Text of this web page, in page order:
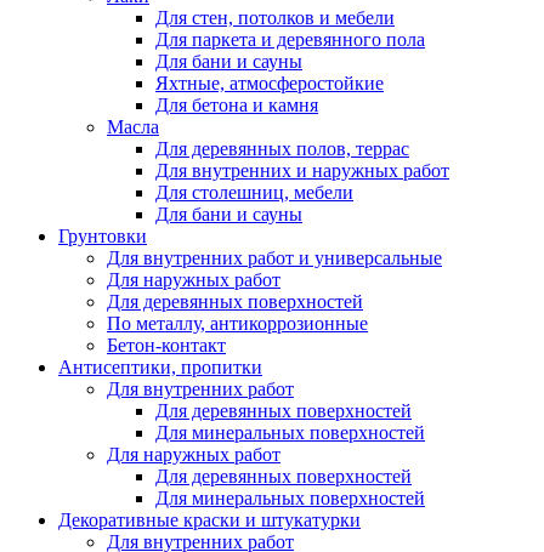
Для стен, потолков и мебели
Для паркета и деревянного пола
Для бани и сауны
Яхтные, атмосферостойкие
Для бетона и камня
Масла
Для деревянных полов, террас
Для внутренних и наружных работ
Для столешниц, мебели
Для бани и сауны
Грунтовки
Для внутренних работ и универсальные
Для наружных работ
Для деревянных поверхностей
По металлу, антикоррозионные
Бетон-контакт
Антисептики, пропитки
Для внутренних работ
Для деревянных поверхностей
Для минеральных поверхностей
Для наружных работ
Для деревянных поверхностей
Для минеральных поверхностей
Декоративные краски и штукатурки
Для внутренних работ